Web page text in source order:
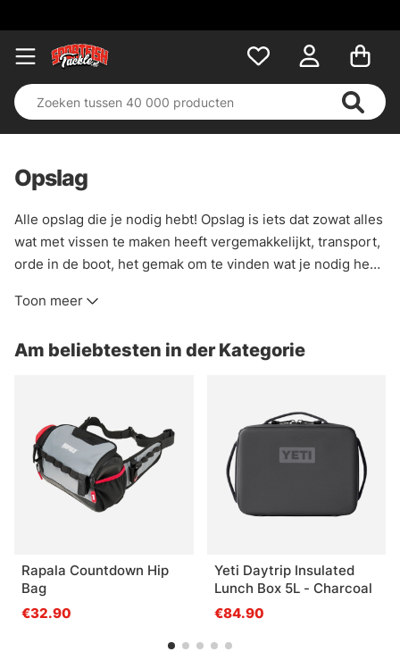
Opslag
Alle opslag die je nodig hebt! Opslag is iets dat zowat alles
wat met vissen te maken heeft vergemakkelijkt, transport,
orde in de boot, het gemak om te vinden wat je nodig hebt
doorzoeken. Wij hebben veel aasdozen, tassen,
heeft voor uw visserij. Voor het grote aas raden wij het
adviseren wij een ondiepere box, vaak aangeduid als de
3700. Voor terminal tackle en kleinere zakken verdient de
3600/3630 (dieper) of kleiner de voorkeur.
Toon meer
Am beliebtesten in der Kategorie
Rapala Countdown Hip
Bag
€32.90
Yeti Daytrip Insulated
Lunch Box 5L - Charcoal
€84.90